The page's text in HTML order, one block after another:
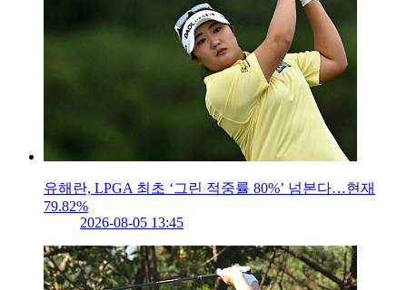
유해란, LPGA 최초 ‘그린 적중률 80%’ 넘본다…현재
79.82%
2026-08-05 13:45